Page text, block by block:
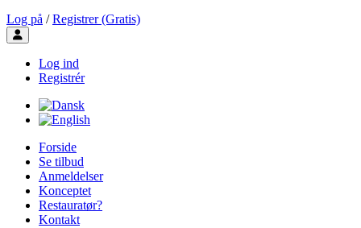
Log på / Registrer (Gratis)
Toggle user menu
Log ind
Registrér
Forside
Se tilbud
Anmeldelser
Konceptet
Restauratør?
Kontakt